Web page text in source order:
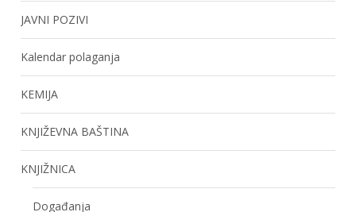
JAVNI POZIVI
Kalendar polaganja
KEMIJA
KNJIŽEVNA BAŠTINA
KNJIŽNICA
Događanja